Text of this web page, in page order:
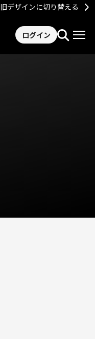
旧デザインに切り替える
ログイン